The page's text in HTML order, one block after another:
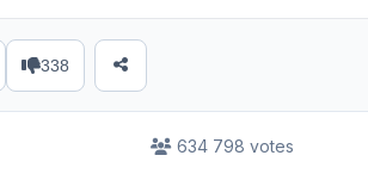
338
634 798 votes